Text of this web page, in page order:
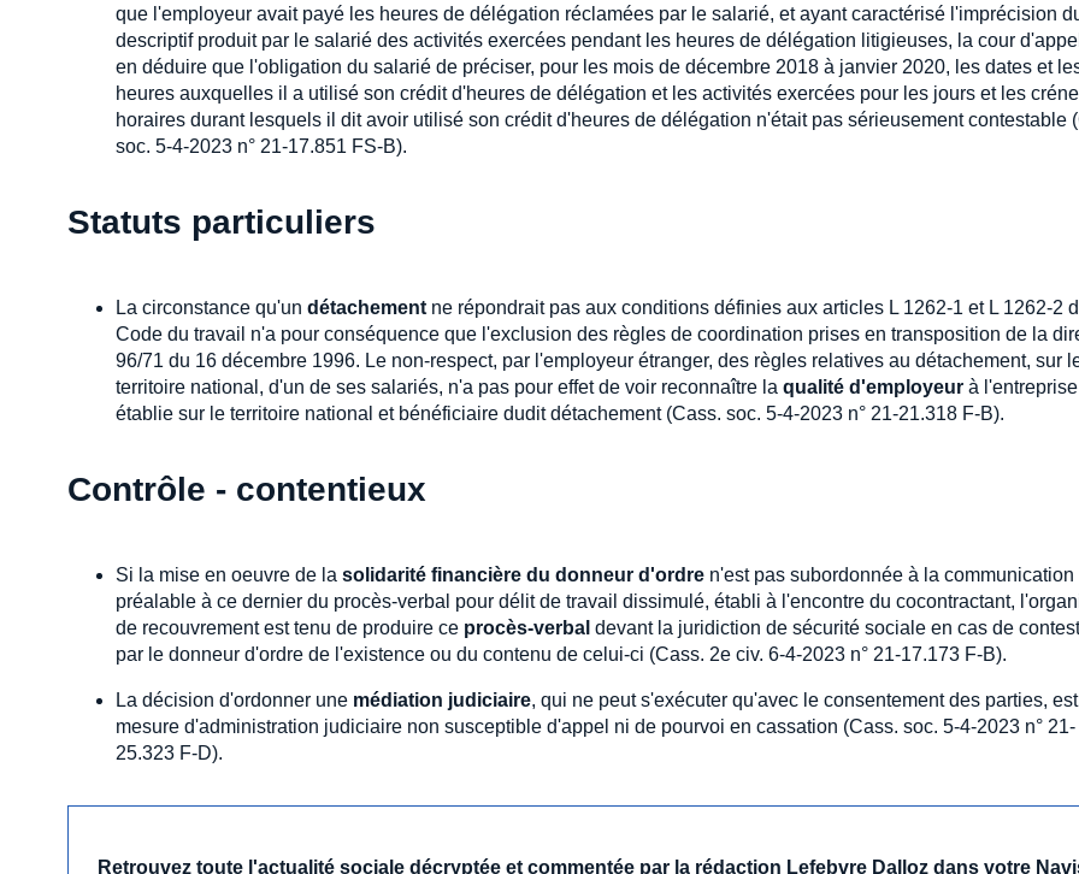
que l'employeur avait payé les heures de délégation réclamées par le salarié, et ayant caractérisé l'imprécision
descriptif produit par le salarié des activités exercées pendant les heures de délégation litigieuses, la cour
en déduire que l'obligation du salarié de préciser, pour les mois de décembre 2018 à janvier 2020, les dates et
heures auxquelles il a utilisé son crédit d'heures de délégation et les activités exercées pour les jours et les
horaires durant lesquels il dit avoir utilisé son crédit d'heures de délégation n'était pas sérieusement contestable
soc. 5-4-2023 n° 21-17.851 FS-B).
Statuts particuliers
La circonstance qu'un détachementne répondrait pas aux conditions définies aux articles L 1262-1 et L 1262-2
Code du travail n'a pour conséquence que l'exclusion des règles de coordination prises en transposition de la
96/71 du 16 décembre 1996. Le non-respect, par l'employeur étranger, des règles relatives au détachement, sur
territoire national, d'un de ses salariés, n'a pas pour effet de voir reconnaître la qualité d'employeur à l'entreprise
établie sur le territoire national et bénéficiaire dudit détachement (Cass. soc. 5-4-2023 n° 21-21.318 F-B).
Contrôle - contentieux
Si la mise en oeuvre de la solidarité financière du donneur d'ordre n'est pas subordonnée à la communication
préalable à ce dernier du procès-verbal pour délit de travail dissimulé, établi à l'encontre du cocontractant,
de recouvrement est tenu de produire ce procès-verbal devant la juridiction de sécurité sociale en cas de
par le donneur d'ordre de l'existence ou du contenu de celui-ci (Cass. 2e civ. 6-4-2023 n° 21-17.173 F-B).
La décision d'ordonner une médiation judiciaire, qui ne peut s'exécuter qu'avec le consentement des parties,
mesure d'administration judiciaire non susceptible d'appel ni de pourvoi en cassation (Cass. soc. 5-4-2023 n° 21-
25.323 F-D).
Retrouvez toute l'actualité sociale décryptée et commentée par la rédaction Lefebvre Dalloz dans votre